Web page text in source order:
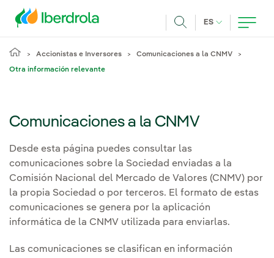
ES IDIOMA
Accionistas e Inversores Comunicaciones a la CNMV
Otra información relevante
Comunicaciones a la CNMV
Desde esta página puedes consultar las
comunicaciones sobre la Sociedad enviadas a la
Comisión Nacional del Mercado de Valores (CNMV) por
la propia Sociedad o por terceros. El formato de estas
comunicaciones se genera por la aplicación
informática de la CNMV utilizada para enviarlas.
Las comunicaciones se clasifican en información